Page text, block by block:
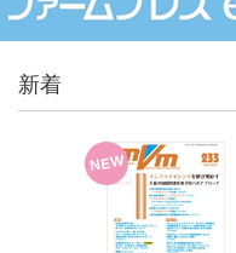
新着
NEW